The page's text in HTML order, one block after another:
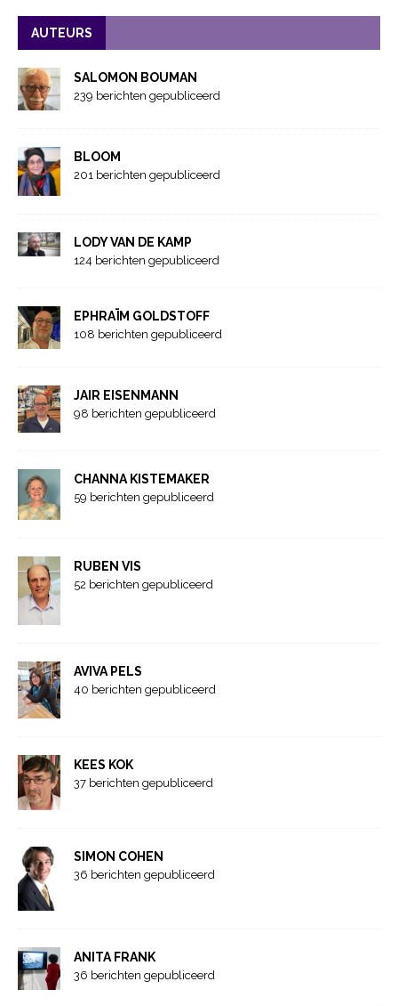
AUTEURS
SALOMON BOUMAN
239 berichten gepubliceerd
BLOOM
201 berichten gepubliceerd
LODY VAN DE KAMP
124 berichten gepubliceerd
EPHRAÏM GOLDSTOFF
108 berichten gepubliceerd
JAIR EISENMANN
98 berichten gepubliceerd
CHANNA KISTEMAKER
59 berichten gepubliceerd
RUBEN VIS
52 berichten gepubliceerd
AVIVA PELS
40 berichten gepubliceerd
KEES KOK
37 berichten gepubliceerd
SIMON COHEN
36 berichten gepubliceerd
ANITA FRANK
36 berichten gepubliceerd